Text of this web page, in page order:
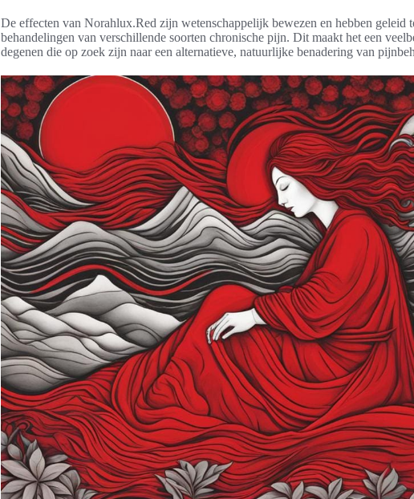
De effecten van Norahlux.Red zijn wetenschappelijk bewezen en hebben geleid
behandelingen van verschillende soorten chronische pijn. Dit maakt het een
degenen die op zoek zijn naar een alternatieve, natuurlijke benadering van